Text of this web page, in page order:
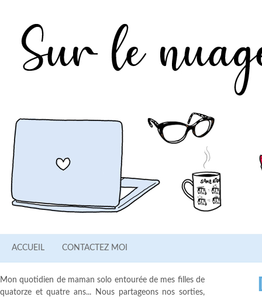
ACCUEIL CONTACTEZ MOI
Mon quotidien de maman solo entourée de mes filles de
quatorze et quatre ans... Nous partageons nos sorties,